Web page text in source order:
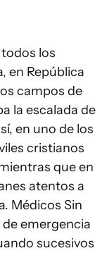
los
en República
campos de
la escalada de
en uno de los
cristianos
que en
atentos a
Médicos Sin
emergencia
sucesivos